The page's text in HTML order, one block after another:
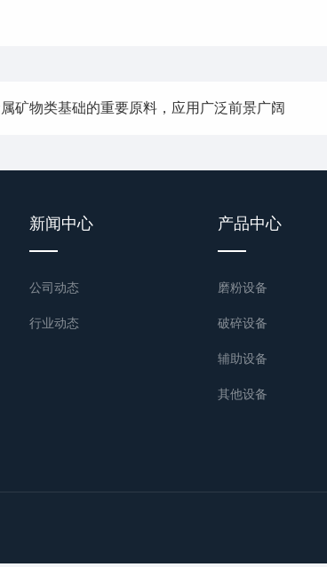
矿物类基础的重要原料，应用广泛前景广阔
新闻中心
公司动态
行业动态
产品中心
磨粉设备
破碎设备
辅助设备
其他设备